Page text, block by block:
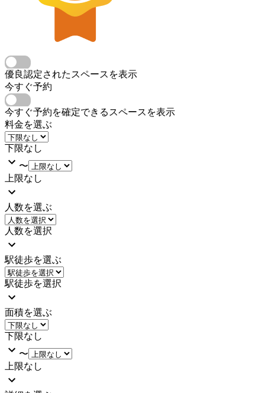
優良認定されたスペースを表示
今すぐ予約
今すぐ予約を確定できるスペースを表示
料金を選ぶ
下限なし
〜
上限なし
人数を選ぶ
人数を選択
駅徒歩を選ぶ
駅徒歩を選択
面積を選ぶ
下限なし
〜
上限なし